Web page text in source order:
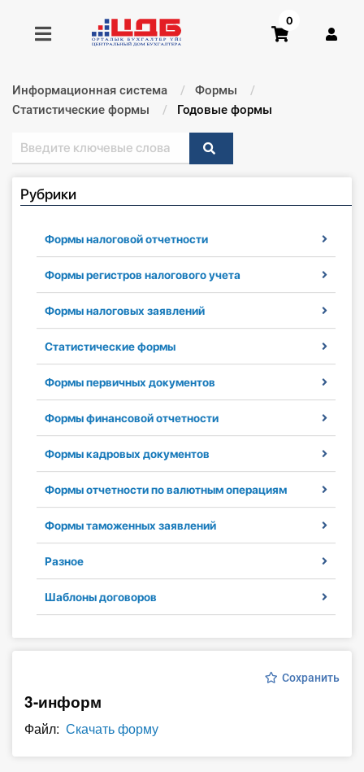
Получить консультацию
Купить доступ
Главная ИС
Формы
Консультации
Правовая база
Библиотека бухгалтера
Инструменты
Вебинары
Справочник бухгалтера
Участник ВЭД
Практика ИП
Кадры. Труд. Зарплата.
Интернет-магазин
0
Информационная система
Формы
Статистические формы
Текущий:
Годовые формы
Рубрики
Формы налоговой отчетности
Формы регистров налогового учета
Формы налоговых заявлений
Статистические формы
Формы первичных документов
Формы финансовой отчетности
Формы кадровых документов
Формы отчетности по валютным операциям
Формы таможенных заявлений
Разное
Шаблоны договоров
Сохранить
3-информ
Файл: Скачать форму